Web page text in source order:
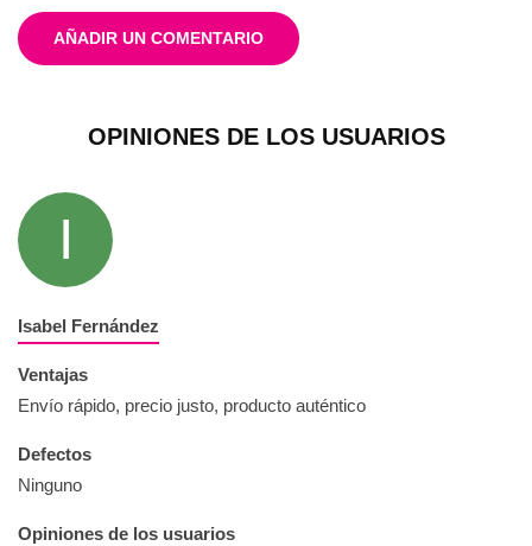
AÑADIR UN COMENTARIO
OPINIONES DE LOS USUARIOS
I
Isabel Fernández
Ventajas
Envío rápido, precio justo, producto auténtico
Defectos
Ninguno
Opiniones de los usuarios